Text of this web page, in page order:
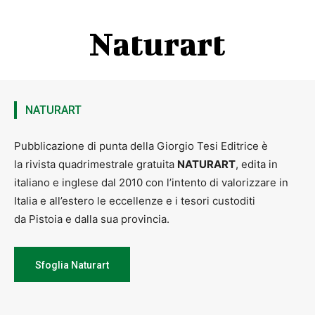
Castagno giovedì 28 luglio ore 16
Calamecca sabato 6 agosto ore 16
La magia dell’arcobaleno ed i colori della natura
Sede-Piazza del paese
Pracchia giovedì 11 agosto ore 16
In ascolto dei suoni e delle risonanze della natura
Sede-ProLoco, via Nazionale,57
Naturart
NATURART
Pubblicazione di punta della Giorgio Tesi Editrice è
la rivista quadrimestrale gratuita NATURART, edita in
italiano e inglese dal 2010 con l’intento di valorizzare in
Italia e all’estero le eccellenze e i tesori custoditi
da Pistoia e dalla sua provincia.
Sfoglia Naturart